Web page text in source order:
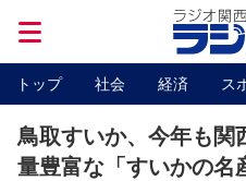
トップ 社会 経済 ス
鳥取すいか、今年も
量豊富な「すいかの